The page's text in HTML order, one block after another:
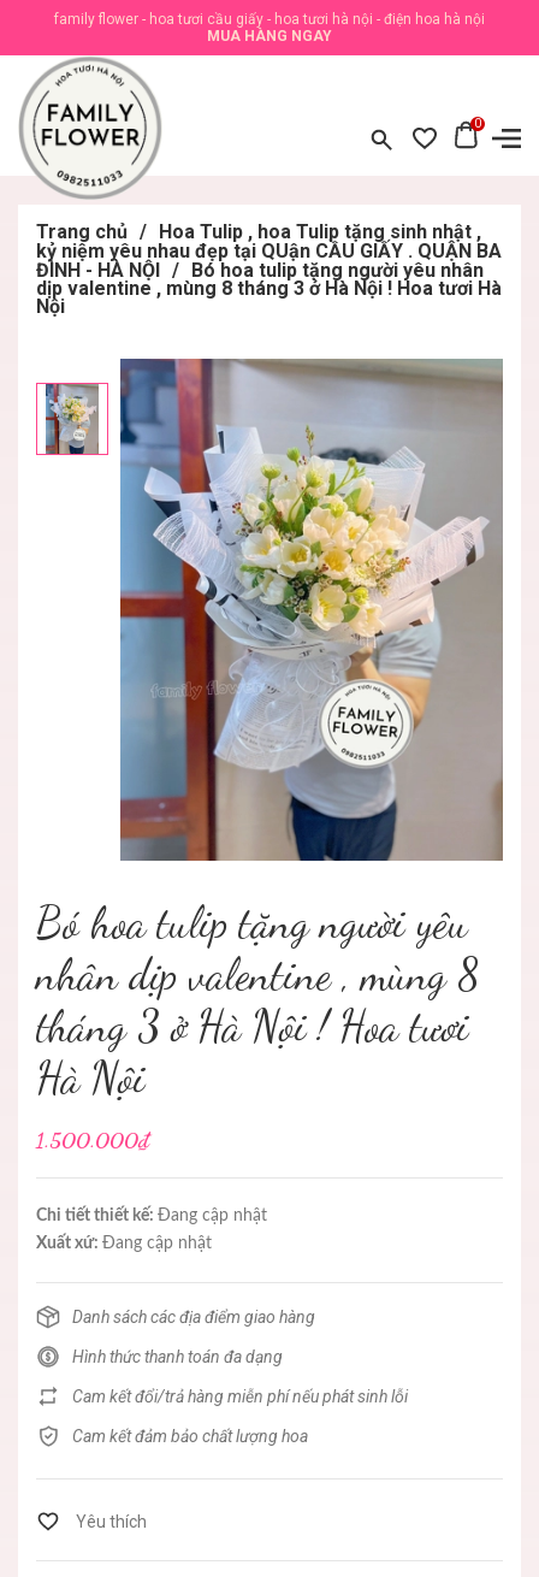
family flower - hoa tươi cầu giấy - hoa tươi hà nội - điện hoa hà nội
MUA HÀNG NGAY
0
Trang chủ / Hoa Tulip , hoa Tulip tặng sinh nhật ,
kỷ niệm yêu nhau đẹp tại QUận CẦU GIẤY . QUẬN BA
ĐÌNH - HÀ NỘI / Bó hoa tulip tặng người yêu nhân
dịp valentine , mùng 8 tháng 3 ở Hà Nội ! Hoa tươi Hà
Nội
Bó hoa tulip tặng người yêu
nhân dịp valentine , mùng 8
tháng 3 ở Hà Nội ! Hoa tươi
Hà Nội
1.500.000₫
Chi tiết thiết kế: Đang cập nhật
Xuất xứ: Đang cập nhật
Danh sách các địa điểm giao hàng
Hình thức thanh toán đa dạng
Cam kết đổi/trả hàng miễn phí nếu phát sinh lỗi
Cam kết đảm bảo chất lượng hoa